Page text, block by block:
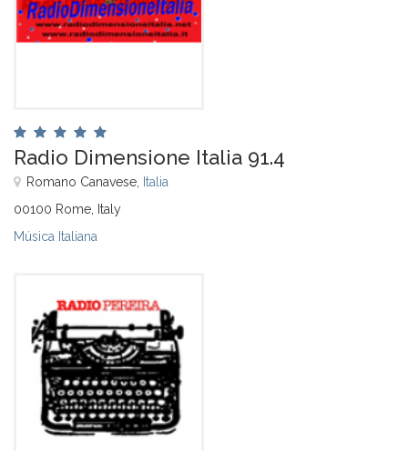
Radio Dimensione Italia 91.4
Romano Canavese, Italia
00100 Rome, Italy
Música Italiana